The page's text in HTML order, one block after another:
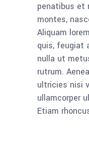
penatibus et
montes,
Aliquam
quis, feugiat
nulla ut
rutrum.
ultricies nisi
ullamcorper
Etiam